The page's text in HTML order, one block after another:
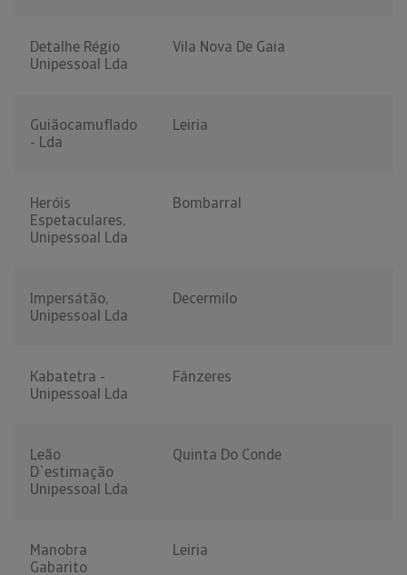
Detalhe Régio
Unipessoal Lda
Vila Nova De Gaia
Guiãocamuflado
- Lda
Leiria
Heróis
Espetaculares,
Unipessoal Lda
Bombarral
Impersátão,
Unipessoal Lda
Decermilo
Kabatetra -
Unipessoal Lda
Fânzeres
Leão
D`estimação
Unipessoal Lda
Quinta Do Conde
Manobra
Gabarito
Leiria